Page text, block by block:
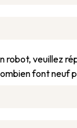
robot, veuillez
font neuf